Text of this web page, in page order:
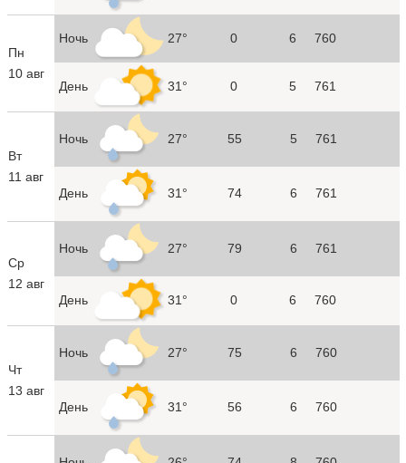
Пн
10 авг
Ночь 27° 0 6 760
День 31° 0 5 761
Вт
11 авг
Ночь 27° 55 5 761
День 31° 74 6 761
Ср
12 авг
Ночь 27° 79 6 761
День 31° 0 6 760
Чт
13 авг
Ночь 27° 75 6 760
День 31° 56 6 760